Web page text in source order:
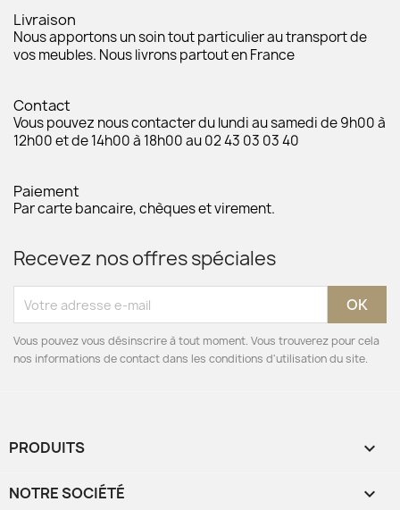
Livraison
Nous apportons un soin tout particulier au transport de
vos meubles. Nous livrons partout en France
Contact
Vous pouvez nous contacter du lundi au samedi de 9h00 à
12h00 et de 14h00 à 18h00 au 02 43 03 03 40
Paiement
Par carte bancaire, chèques et virement.
Recevez nos offres spéciales
Vous pouvez vous désinscrire à tout moment. Vous trouverez pour cela
nos informations de contact dans les conditions d'utilisation du site.
PRODUITS 
NOTRE SOCIÉTÉ 